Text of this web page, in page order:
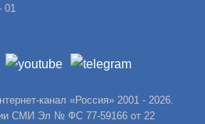
01
канал «Россия» 2001 - 2026.
СМИ Эл № ФС 77-59166 от 22